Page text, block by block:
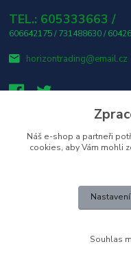
TEL.: 605333663 /
606642175 / 731488630 /
horizontrading@email.cz
👤 Osobní odběr s
Náš e-shop a partneři
cookies, aby Vám mohli
Nastavení
Souhlas